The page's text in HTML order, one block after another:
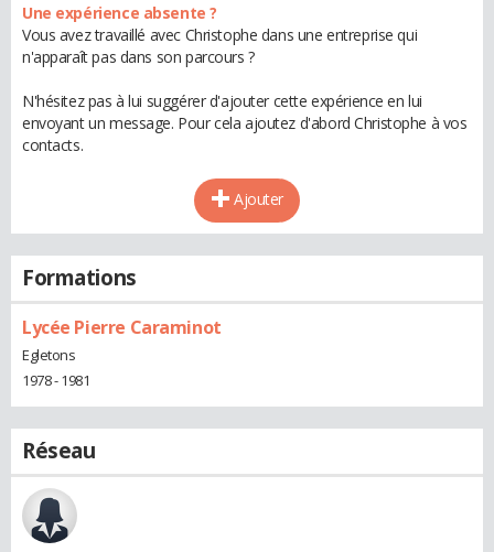
Une expérience absente ?
Vous avez travaillé avec Christophe dans une entreprise qui
n'apparaît pas dans son parcours ?
N'hésitez pas à lui suggérer d'ajouter cette expérience en lui
envoyant un message. Pour cela ajoutez d'abord Christophe à vos
contacts.
Ajouter
Formations
Lycée Pierre Caraminot
Egletons
1978 - 1981
Réseau